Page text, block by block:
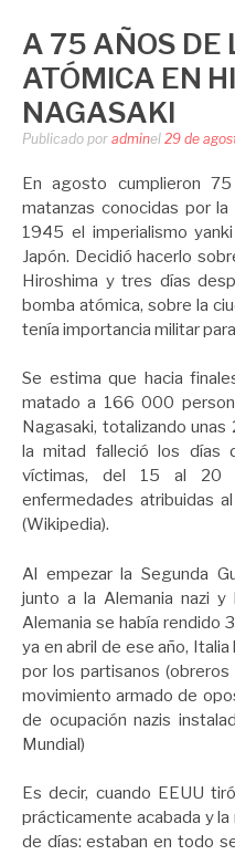
A 75 AÑOS DE
ATÓMICA EN
NAGASAKI
Publicado por adminel 29 de
En agosto cumplieron
matanzas conocidas por
1945 el imperialismo
Japón. Decidió hacerlo
Hiroshima y tres días
bomba atómica, sobre la
tenía importancia militar
Se estima que hacia
matado a 166 000
Nagasaki, totalizando
la mitad falleció los días
víctimas, del 15 al 20
enfermedades atribuidas al
(Wikipedia).
Al empezar la Segunda
junto a la Alemania nazi y
Alemania se había rendido
ya en abril de ese año,
por los partisanos
movimiento armado de
de ocupación nazis
Mundial)
Es decir, cuando EEUU
prácticamente acabada y
de días: estaban en todo